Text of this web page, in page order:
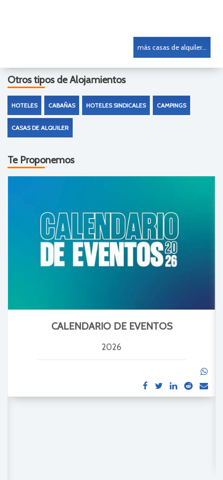
más casas de alquiler...
Otros tipos de Alojamientos
HOTELES CABAÑAS HOTELES SINDICALES CAMPINGS
CASAS DE ALQUILER
Te Proponemos
CALENDARIO DE EVENTOS
2026